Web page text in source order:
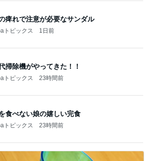
痺れで注意が必要なサンダル
トピックス 1日前
掃除機がやってきた！！
トピックス 23時間前
食べない娘の嬉しい完食
トピックス 23時間前